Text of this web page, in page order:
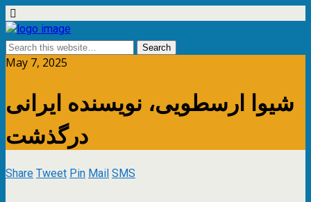
May 7, 2025
شیوا ارسطویی، نویسنده ایرانی
درگذشت
ShareTweetPinMailSMS